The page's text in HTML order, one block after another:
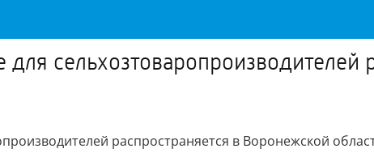
сельхозтоваропроизводителей
распространяется в Воронежской